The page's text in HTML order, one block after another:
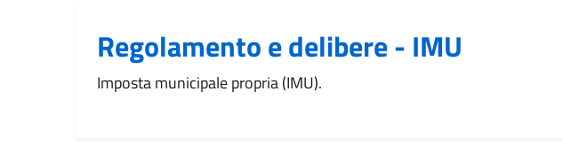
Regolamento e delibere - IMU
Imposta municipale propria (IMU).